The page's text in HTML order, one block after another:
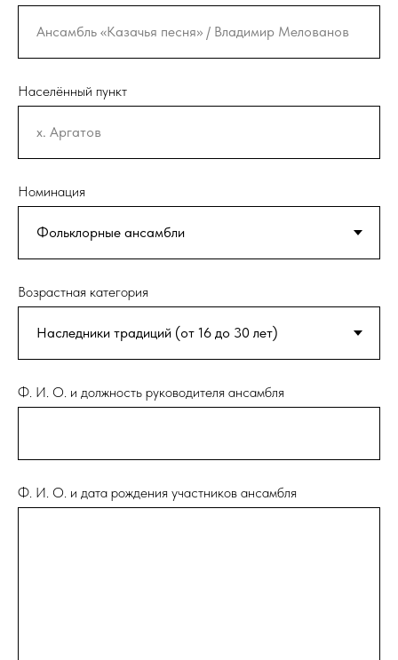
Населённый пункт
Номинация
Возрастная категория
Ф. И. О. и должность руководителя ансамбля
Ф. И. О. и дата рождения участников ансамбля